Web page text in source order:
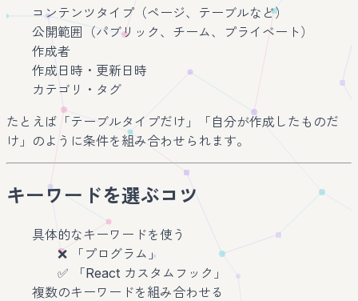
コンテンツタイプ（ページ、テーブルなど）
公開範囲（パブリック、チーム、プライベート）
作成者
作成日時・更新日時
カテゴリ・タグ
たとえば「テーブルタイプだけ」「自分が作成したものだ
け」のように条件を組み合わせられます。
キーワードを選ぶコツ
具体的なキーワードを使う
❌ 「プログラム」
✅ 「React カスタムフック」
複数のキーワードを組み合わせる